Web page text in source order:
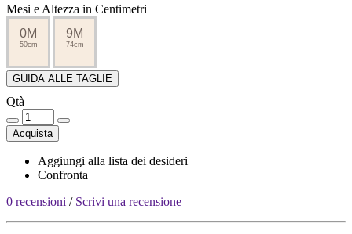
Mesi e Altezza in Centimetri
0M
50cm
9M
74cm
GUIDA ALLE TAGLIE
Qtà
Acquista
Aggiungi alla lista dei desideri
Confronta
0 recensioni / Scrivi una recensione